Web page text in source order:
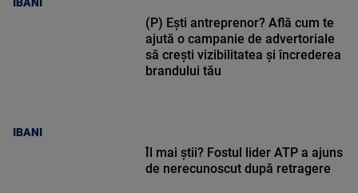
IBANI
(P) Ești antreprenor? Află cum te
ajută o campanie de advertoriale
să crești vizibilitatea și încrederea
brandului tău
Îl mai știi? Fostul lider ATP a ajuns
de nerecunoscut după retragere